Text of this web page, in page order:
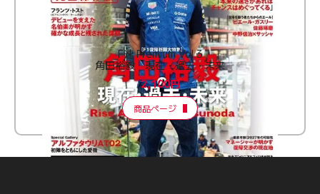
F速 Premium Vol.3
角田裕毅 現在・過去・未来
2,100円
商品ページ